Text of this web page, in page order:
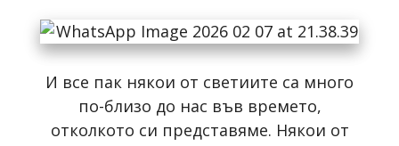
И все пак някои от светиите са много
по-близо до нас във времето,
отколкото си представяме. Някои от